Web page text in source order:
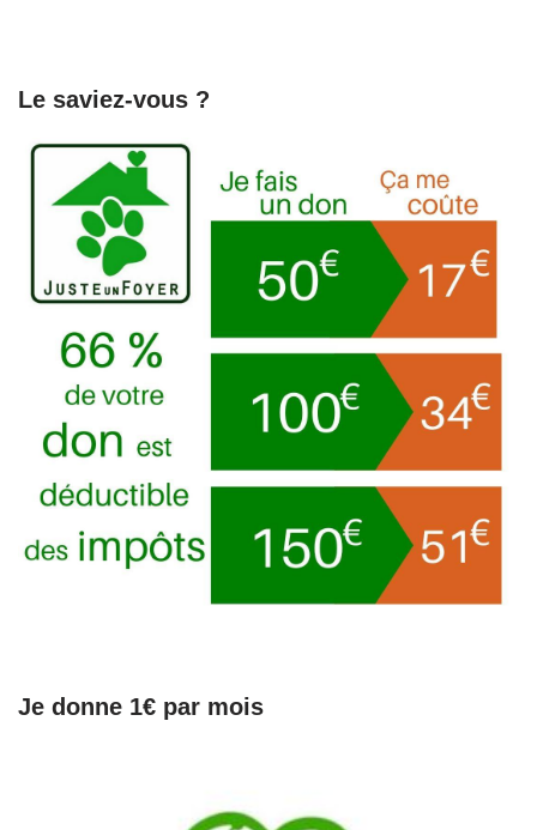
Le saviez-vous ?
Je donne 1€ par mois